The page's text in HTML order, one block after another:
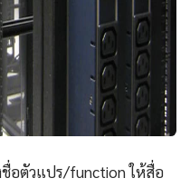
อตัวแปร/function ให้สื่อ